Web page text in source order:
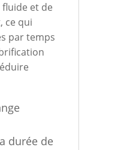
et de
ce qui
par temps
durée de